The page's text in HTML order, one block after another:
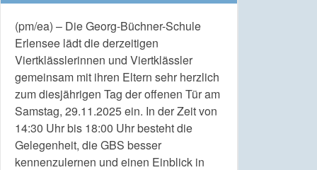
(pm/ea) – Die Georg-Büchner-Schule
Erlensee lädt die derzeitigen
Viertklässlerinnen und Viertklässler
gemeinsam mit ihren Eltern sehr herzlich
zum diesjährigen Tag der offenen Tür am
Samstag, 29.11.2025 ein. In der Zeit von
14:30 Uhr bis 18:00 Uhr besteht die
Gelegenheit, die GBS besser
kennenzulernen und einen Einblick in